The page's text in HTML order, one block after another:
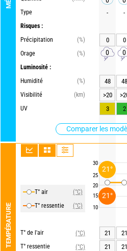
Type
Risques :
Précipitation
(%)
Orage
(%)
Luminosité :
Humidité
(%)
Visibilité
(km)
UV
Comparer les
TEMPÉRATURE
T° air
(°C)
T° ressentie
(°C)
T° de l'air
(°C)
T° ressentie
(°C)
30
25
20
15
10
- -
0 0
0 0
48 48
>20
3
2
21 21
21
21
21°
21°